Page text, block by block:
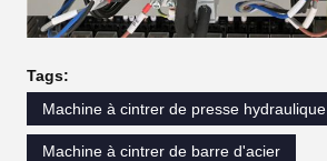
Tags:
Machine à cintrer de presse hydraulique
Machine à cintrer de barre d'acier